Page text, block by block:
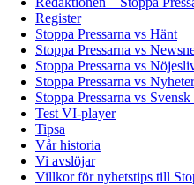
Register
Stoppa Pressarna vs Hänt
Stoppa Pressarna vs
Stoppa Pressarna vs
Stoppa Pressarna vs
Stoppa Pressarna vs
Test VI-player
Tipsa
Vår historia
Vi avslöjar
Villkor för nyhetstips till